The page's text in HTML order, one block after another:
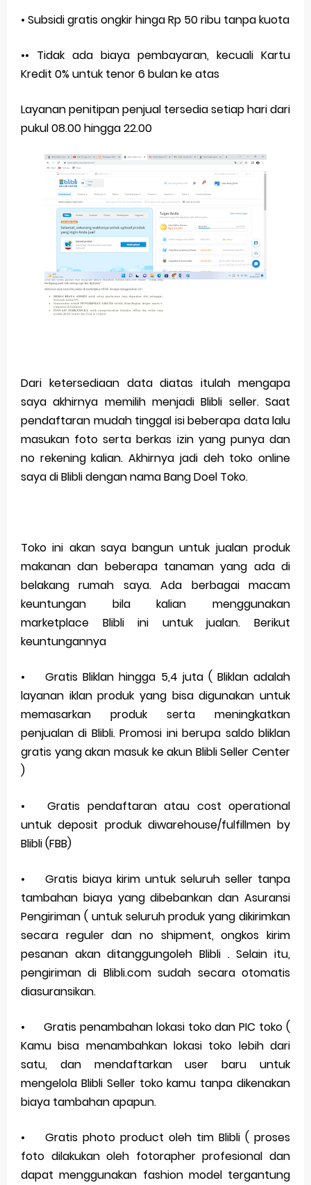
• Subsidi gratis ongkir hinga Rp 50 ribu tanpa kuota
•• Tidak ada biaya pembayaran, kecuali Kartu
Kredit 0% untuk tenor 6 bulan ke atas
Layanan penitipan penjual tersedia setiap hari dari
pukul 08.00 hingga 22.00
Dari ketersediaan data diatas itulah mengapa
saya akhirnya memilih menjadi Blibli seller. Saat
pendaftaran mudah tinggal isi beberapa data lalu
masukan foto serta berkas izin yang punya dan
no rekening kalian. Akhirnya jadi deh toko online
saya di Blibli dengan nama Bang Doel Toko.
Toko ini akan saya bangun untuk jualan produk
makanan dan beberapa tanaman yang ada di
belakang rumah saya. Ada berbagai macam
keuntungan bila kalian menggunakan
marketplace Blibli ini untuk jualan. Berikut
keuntungannya
•
Gratis Bliklan hingga 5,4 juta ( Bliklan adalah
layanan iklan produk yang bisa digunakan untuk
memasarkan produk serta meningkatkan
penjualan di Blibli. Promosi ini berupa saldo bliklan
gratis yang akan masuk ke akun Blibli Seller Center
)
•
Gratis pendaftaran atau cost operational
untuk deposit produk diwarehouse/fulfillmen by
Blibli (FBB)
•
Gratis biaya kirim untuk seluruh seller tanpa
tambahan biaya yang dibebankan dan Asuransi
Pengiriman ( untuk seluruh produk yang dikirimkan
secara reguler dan no shipment, ongkos kirim
pesanan akan ditanggungoleh Blibli . Selain itu,
pengiriman di Blibli.com sudah secara otomatis
diasuransikan.
•
Gratis penambahan lokasi toko dan PIC toko (
Kamu bisa menambahkan lokasi toko lebih dari
satu, dan mendaftarkan user baru untuk
mengelola Blibli Seller toko kamu tanpa dikenakan
biaya tambahan apapun.
•
Gratis photo product oleh tim Blibli ( proses
foto dilakukan oleh fotorapher profesional dan
dapat menggunakan fashion model tergantung